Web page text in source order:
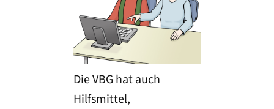
Die VBG hat auch
Hilfsmittel,